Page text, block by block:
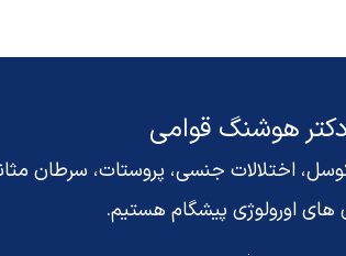
دکتر هوشنگ قوامی
اختلالات جنسی، پروستات، سرطان
های اورولوژی پیشگام هستیم.